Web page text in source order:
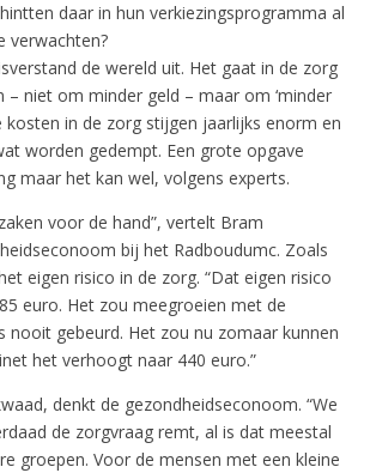
daar in hun verkiezingsprogramma al
verwachten?
de wereld uit. Het gaat in de zorg
– niet om minder geld – maar om ‘minder
kosten in de zorg stijgen jaarlijks enorm en
worden gedempt. Een grote opgave
maar het kan wel, volgens experts.
voor de hand”, vertelt Bram
bij het Radboudumc. Zoals
eigen risico in de zorg. “Dat eigen risico
euro. Het zou meegroeien met de
nooit gebeurd. Het zou nu zomaar kunnen
het verhoogt naar 440 euro.”
denkt de gezondheidseconoom. “We
de zorgvraag remt, al is dat meestal
groepen. Voor de mensen met een kleine